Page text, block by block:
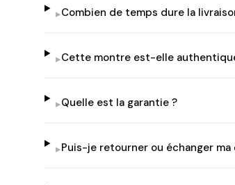
▸Combien de temps dure la
▸Cette montre est-elle
▸Quelle est la garantie ?
▸Puis-je retourner ou échanger ma